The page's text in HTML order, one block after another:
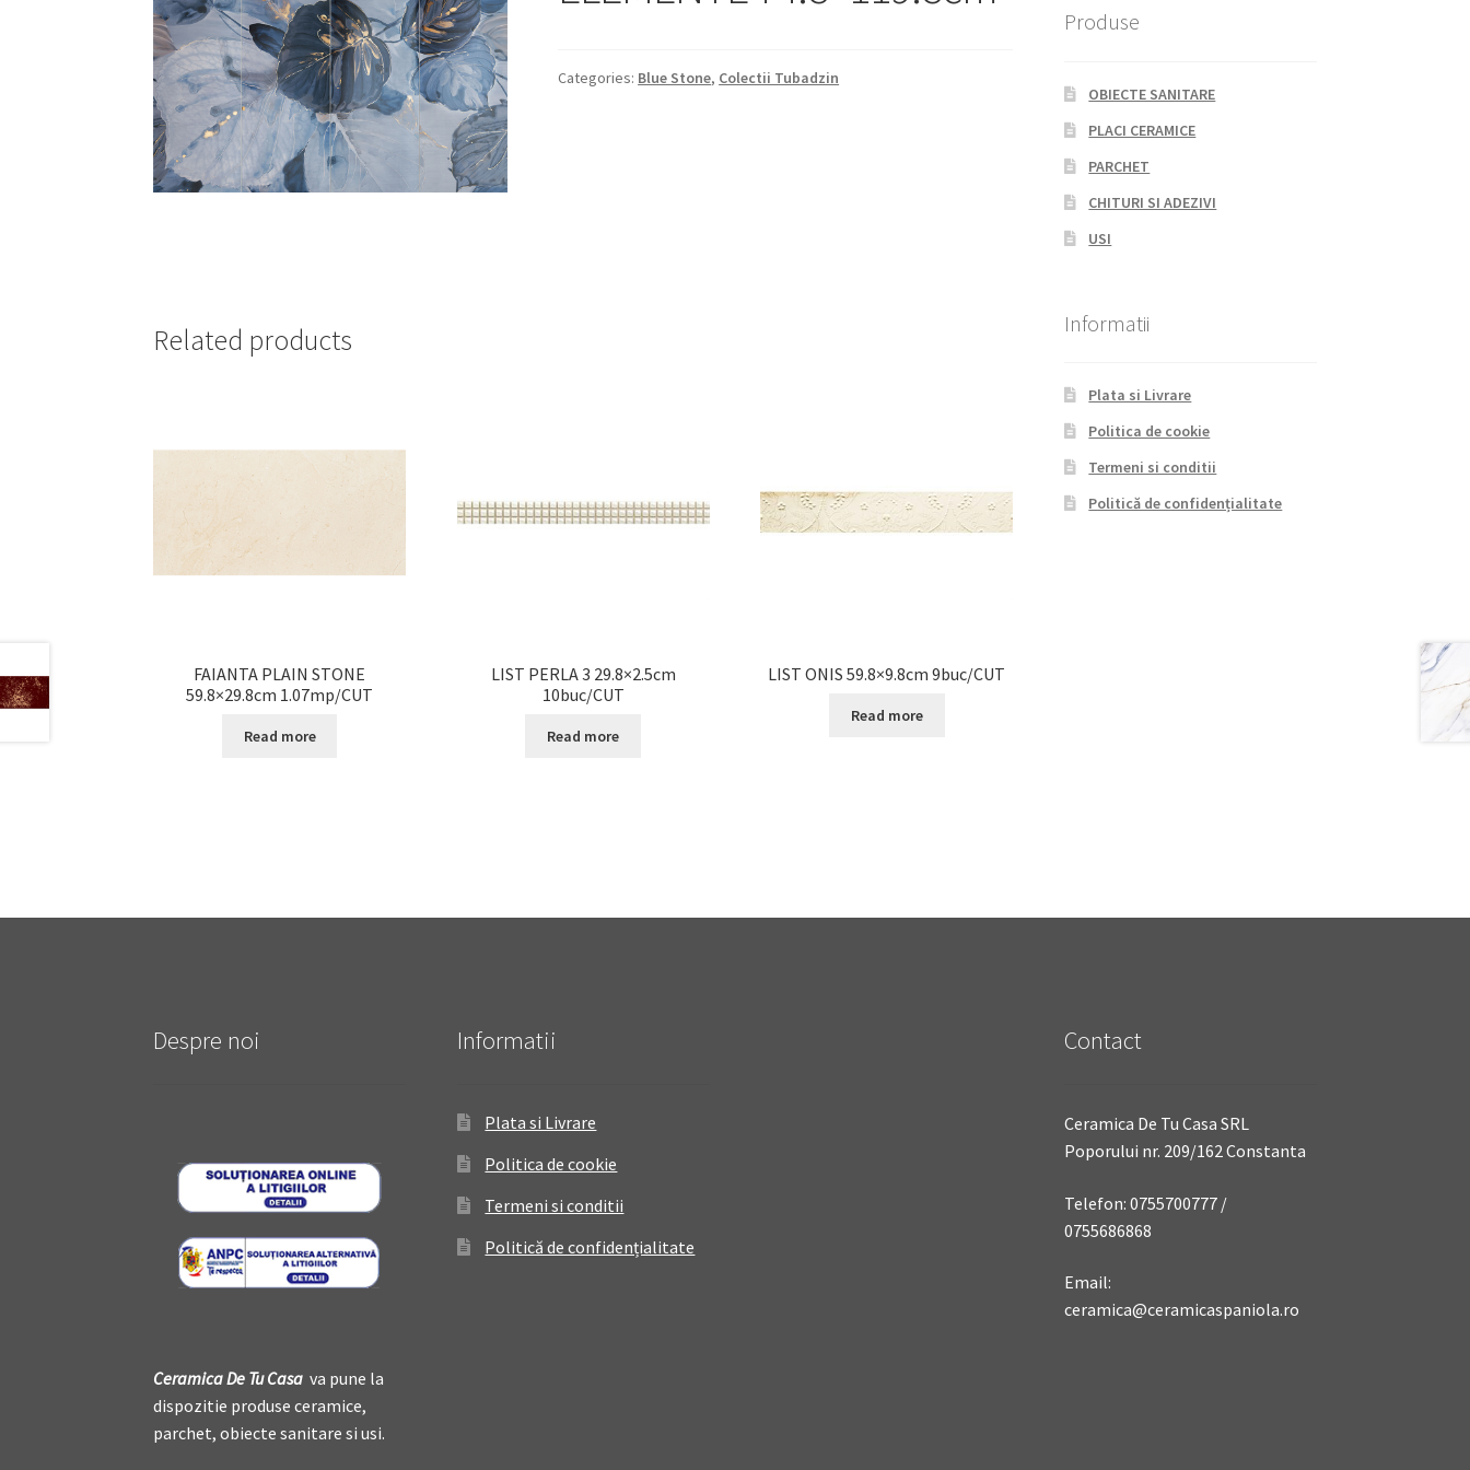
Categories: Blue Stone, Colectii Tubadzin
Related products
FAIANTA PLAIN STONE
59.8×29.8cm 1.07mp/CUT
Read more
LIST PERLA 3 29.8×2.5cm
10buc/CUT
Read more
LIST ONIS 59.8×9.8cm 9buc/CUT
Read more
Produse
OBIECTE SANITARE
PLACI CERAMICE
PARCHET
CHITURI SI ADEZIVI
USI
Informatii
Plata si Livrare
Politica de cookie
Termeni si conditii
Politică de confidențialitate
Despre noi
Ceramica De Tu Casa va pune la
dispozitie produse ceramice,
parchet, obiecte sanitare si usi.
Informatii
Plata si Livrare
Politica de cookie
Termeni si conditii
Politică de confidențialitate
Contact
Ceramica De Tu Casa SRL
Poporului nr. 209/162 Constanta
Telefon: 0755700777 /
0755686868
Email:
ceramica@ceramicaspaniola.ro